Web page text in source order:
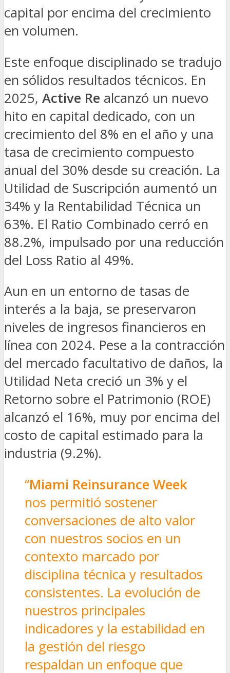
capital por encima del crecimiento
en volumen.
Este enfoque disciplinado se tradujo
en sólidos resultados técnicos. En
2025, Active Re alcanzó un nuevo
hito en capital dedicado, con un
crecimiento del 8% en el año y una
tasa de crecimiento compuesto
anual del 30% desde su creación. La
Utilidad de Suscripción aumentó un
34% y la Rentabilidad Técnica un
63%. El Ratio Combinado cerró en
88.2%, impulsado por una reducción
del Loss Ratio al 49%.
Aun en un entorno de tasas de
interés a la baja, se preservaron
niveles de ingresos financieros en
línea con 2024. Pese a la contracción
del mercado facultativo de daños, la
Utilidad Neta creció un 3% y el
Retorno sobre el Patrimonio (ROE)
alcanzó el 16%, muy por encima del
costo de capital estimado para la
industria (9.2%).
“Miami Reinsurance Week
nos permitió sostener
conversaciones de alto valor
con nuestros socios en un
contexto marcado por
disciplina técnica y resultados
consistentes. La evolución de
nuestros principales
indicadores y la estabilidad en
la gestión del riesgo
respaldan un enfoque que